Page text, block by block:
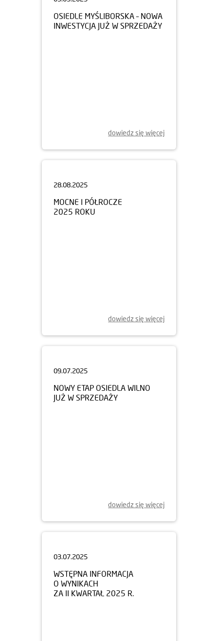
OSIEDLE MYŚLIBORSKA – NOWA
INWESTYCJA JUŻ W SPRZEDAŻY
dowiedz się więcej
MOCNE I PÓŁROCZE
2025 ROKU
dowiedz się więcej
NOWY ETAP OSIEDLA WILNO
JUŻ W SPRZEDAŻY
dowiedz się więcej
WSTĘPNA INFORMACJA
O WYNIKACH
ZA II KWARTAŁ 2025 R.